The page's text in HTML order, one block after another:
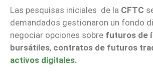
Las pesquisas iniciales de la CFTC
demandados gestionaron un fondo
negociar opciones sobre futuros de
bursátiles, contratos de futuros
activos digitales.